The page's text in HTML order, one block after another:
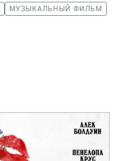
МУЗЫКАЛЬНЫЙ ФИЛЬМ